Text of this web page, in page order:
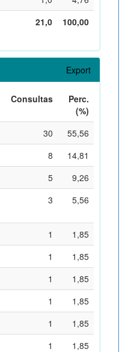
21,0
100,00
Export
Consultas
Perc.
(%)
30
55,56
8
14,81
5
9,26
3 5,56
1
1,85
1
1,85
1
1,85
1
1,85
1
1,85
1
1,85